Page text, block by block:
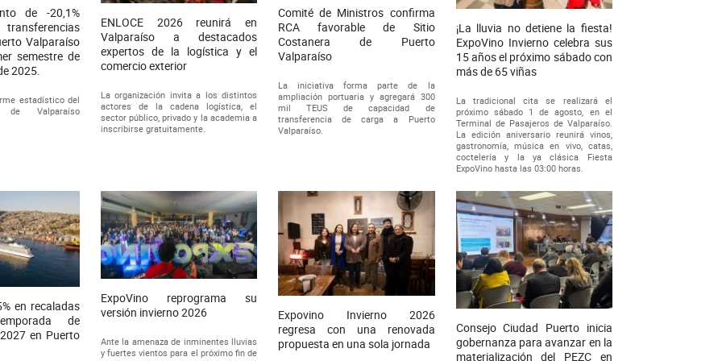
de -20,1%
Valparaíso
semestre de
2025.
estadístico del
de Valparaíso
ENLOCE 2026 reunirá en
Valparaíso a destacados
expertos de la logística y el
comercio exterior
La organización invita a los distintos
actores de la cadena logística, el
sector público, privado y la academia a
inscribirse gratuitamente.
Comité de Ministros confirma
RCA favorable de Sitio
Costanera de Puerto
Valparaíso
La iniciativa forma parte de la
ampliación portuaria y agregará 300
mil TEUS de capacidad de
transferencia de carga a Puerto
Valparaíso.
¡La lluvia no detiene la fiesta!
ExpoVino Invierno celebra sus
15 años el próximo sábado con
más de 65 viñas
La tradicional cita se realizará el
próximo sábado 1 de agosto, en el
Terminal de Pasajeros de Valparaíso.
La edición aniversario reunirá vinos,
gastronomía, música en vivo, catas,
coctelería y la ya clásica Fiesta
ExpoVino hasta las 03:00 horas.
en recaladas
de
en Puerto
ExpoVino reprograma su
versión invierno 2026
Ante la amenaza de inminentes lluvias
y fuertes vientos para el próximo fin de
Expovino Invierno 2026
regresa con una renovada
propuesta en una sola jornada
Consejo Ciudad Puerto inicia
gobernanza para avanzar en la
materialización del PEZC en